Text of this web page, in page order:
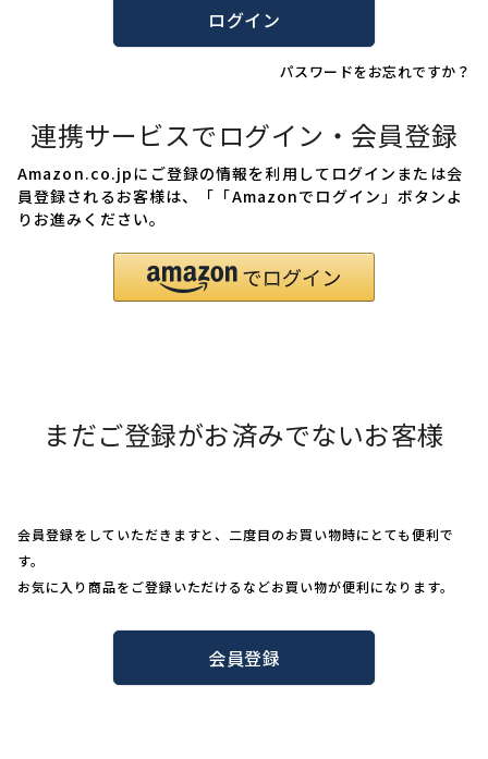
ログイン
パスワードをお忘れですか？
連携サービスでログイン・会員登録
Amazon.co.jpにご登録の情報を利用してログインまたは会
員登録されるお客様は、「「Amazonでログイン」ボタンよ
りお進みください。
まだご登録がお済みでないお客様
会員登録をしていただきますと、二度目のお買い物時にとても便利で
す。
お気に入り商品をご登録いただけるなどお買い物が便利になります。
会員登録